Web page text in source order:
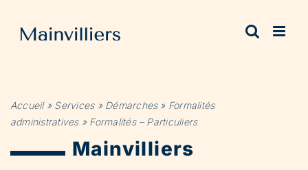
contenu
Accueil» Services» Démarches» Formalités
administratives» Formalités – Particuliers
Mainvilliers